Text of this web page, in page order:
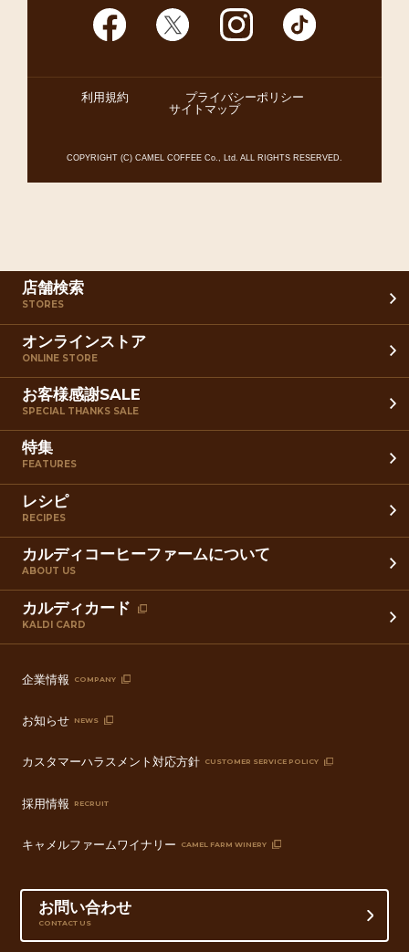
利用規約
プライバシーポリシー
サイトマップ
COPYRIGHT (C) CAMEL COFFEE Co., Ltd. ALL RIGHTS RESERVED.
店舗検索
STORES
オンラインストア
ONLINE STORE
お客様感謝SALE
SPECIAL THANKS SALE
特集
FEATURES
レシピ
RECIPES
カルディコーヒーファームについて
ABOUT US
カルディカード
KALDI CARD
企業情報 COMPANY
お知らせ NEWS
カスタマーハラスメント対応方針 CUSTOMER SERVICE POLICY
採用情報 RECRUIT
キャメルファームワイナリー CAMEL FARM WINERY
お問い合わせ
CONTACT US